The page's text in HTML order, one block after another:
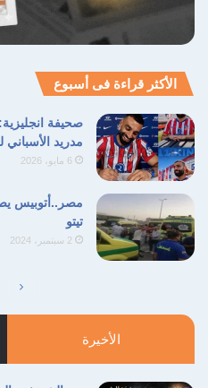
الأكثر قراءة فى أسبوع
صحيفة
مدريد
6 مايو، 2026
مصر..أتوبيس
تيتو
2 سبتمبر، 2024
الأخيرة